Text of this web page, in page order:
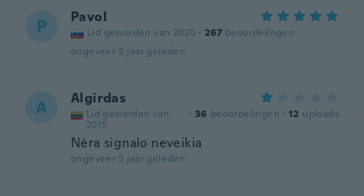
P Pavol
Lid geworden van 2020 · 267 beoordelingen
ongeveer 5 jaar geleden
A Algirdas
Lid geworden van
2019
· 36 beoordelingen · 12 uploads
Nėra signalo neveikia
ongeveer 5 jaar geleden